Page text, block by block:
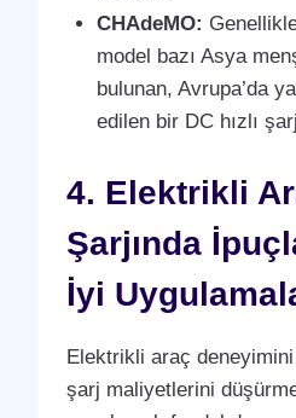
CHAdeMO:
model bazı Asya
bulunan, Avrupa’da
edilen bir DC hızlı
4. Elektrikli
Şarjında
İyi
Elektrikli araç
şarj maliyetlerini